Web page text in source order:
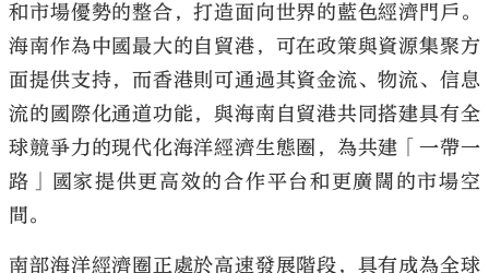
和市場優勢的整合，打造面向世界的藍色經濟門戶。
海南作為中國最大的自貿港，可在政策與資源集聚方
面提供支持，而香港則可通過其資金流、物流、信息
流的國際化通道功能，與海南自貿港共同搭建具有全
球競爭力的現代化海洋經濟生態圈，為共建「一帶一
路」國家提供更高效的合作平台和更廣闊的市場空
間。
南部海洋經濟圈正處於高速發展階段，具有成為全球